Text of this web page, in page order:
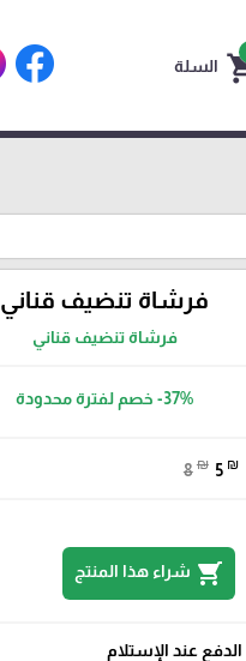
السلة
فرشاة تنضيف قناني
فرشاة تنضيف قناني
-37%خصم لفترة محدودة
8 ₪ 5 ₪
shopping_cart شراء هذا المنتج
الدفع عند الإستلام